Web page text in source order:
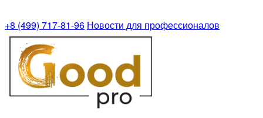
+8 (499) 717-81-96 Новости для профессионалов